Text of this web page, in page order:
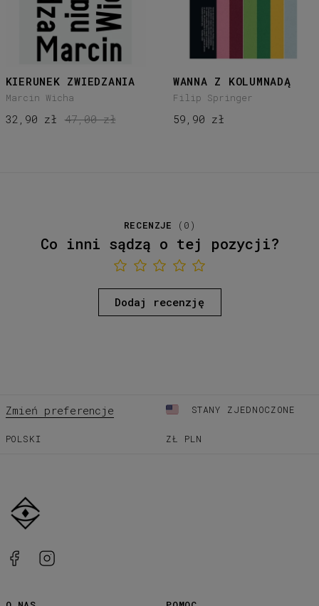
KIERUNEK ZWIEDZANIA
Marcin Wicha
32,90 zł 47,00 zł
WANNA Z KOLUMNADĄ
Filip Springer
59,90 zł
RECENZJE ( 0 )
Co inni sądzą o tej pozycji?
Dodaj recenzję
Zmień preferencje STANY ZJEDNOCZONE
POLSKI ZŁ PLN